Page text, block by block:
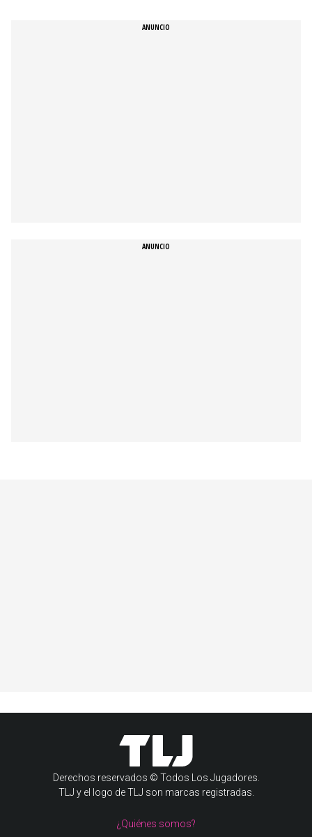
Derechos reservados © Todos Los Jugadores.
TLJ y el logo de TLJ son marcas registradas.
¿Quiénes somos?